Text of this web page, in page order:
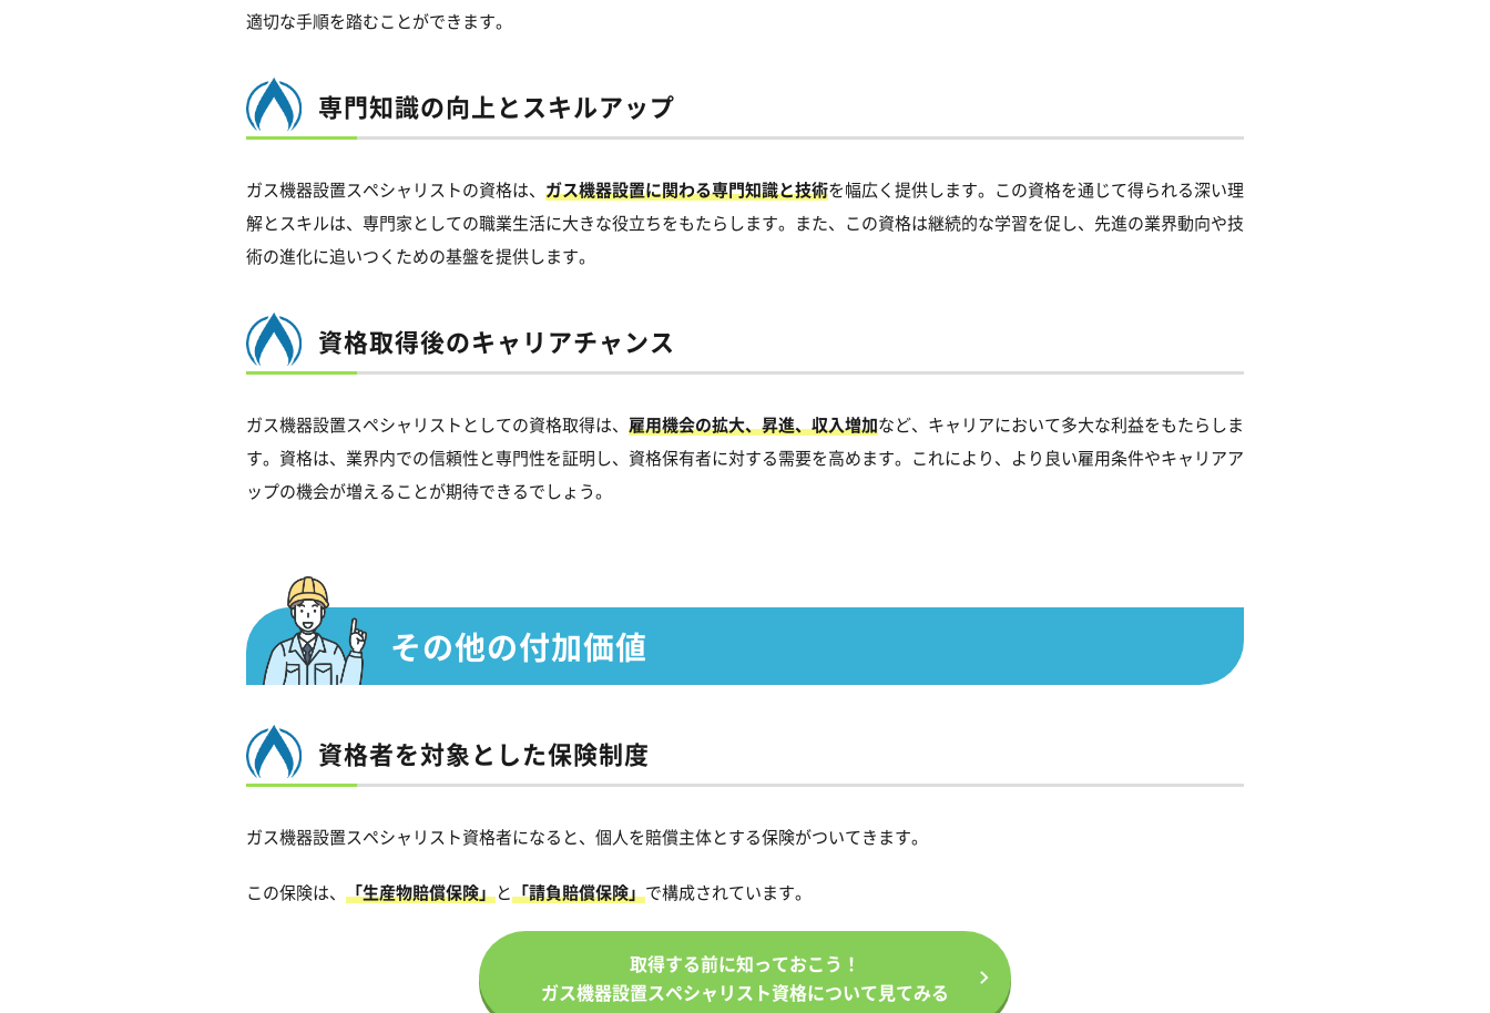
適切な手順を踏むことができます。
専門知識の向上とスキルアップ
ガス機器設置スペシャリストの資格は、 ガス機器設置に関わる専門知識と技術を幅広く提供します。この資格を通じて得られる深い理
解とスキルは、専門家としての職業生活に大きな役立ちをもたらします。また、この資格は継続的な学習を促し、先進の業界動向や技
術の進化に追いつくための基盤を提供します。
資格取得後のキャリアチャンス
ガス機器設置スペシャリストとしての資格取得は、 雇用機会の拡大、昇進、収入増加など、キャリアにおいて多大な利益をもたらしま
す。資格は、業界内での信頼性と専門性を証明し、資格保有者に対する需要を高めます。これにより、より良い雇用条件やキャリアア
ップの機会が増えることが期待できるでしょう。
その他の付加価値
資格者を対象とした保険制度
ガス機器設置スペシャリスト資格者になると、個人を賠償主体とする保険がついてきます。
この保険は、 「生産物賠償保険」と「請負賠償保険」で構成されています。
取得する前に知っておこう！
ガス機器設置スペシャリスト資格について見てみる